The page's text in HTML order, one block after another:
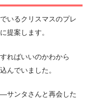
いるクリスマスのプレ
提案します。
ればいいのかわから
んでいました。
サンタさんと再会した